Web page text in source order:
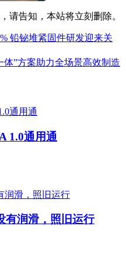
请告知，本站将立刻删除。
铅铋堆紧固件研发迎来关
”方案助力全场景高效制造
1.0通用通
有润滑，照旧运行